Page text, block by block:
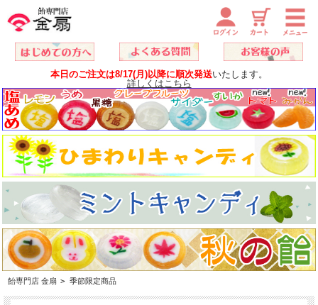
本日のご注文は8/17(月)以降に順次発送いたします。
詳しくはこちら
飴専門店 金扇 > 季節限定商品